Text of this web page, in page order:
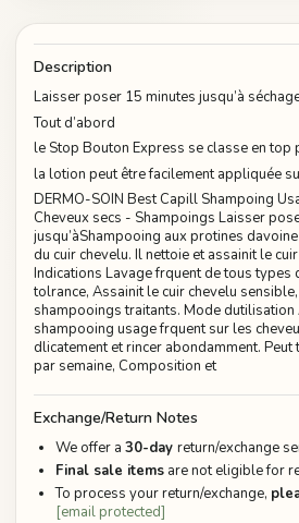
Description
Laisser poser 15 minutes jusqu’à
Tout d’abord
le Stop Bouton Express se classe en top
la lotion peut être facilement appliquée
DERMO-SOIN Best Capill Shampoing
Cheveux secs - Shampoings Laisser
jusqu’àShampooing aux protines
du cuir chevelu. Il nettoie et assainit le
Indications Lavage frquent de tous types
tolrance, Assainit le cuir chevelu
shampooings traitants. Mode
shampooing usage frquent sur les
dlicatement et rincer abondamment.
par semaine, Composition et
Exchange/Return Notes
We offer a 30-day return/exchange
Final sale items are not eligible for
To process your return/exchange,
[email protected]